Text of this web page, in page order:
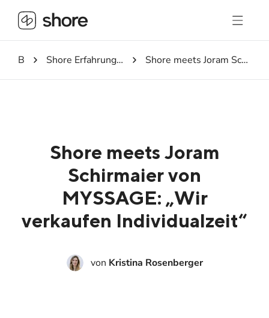
Shore Erfahrungen – Erfolgsgeschichten unserer Kunden Shore meets Joram Schirmaier von MYSSAGE: „Wir verkaufen Individualzeit“
Shore meets Joram
Schirmaier von
MYSSAGE: „Wir
verkaufen Individualzeit“
von Kristina Rosenberger